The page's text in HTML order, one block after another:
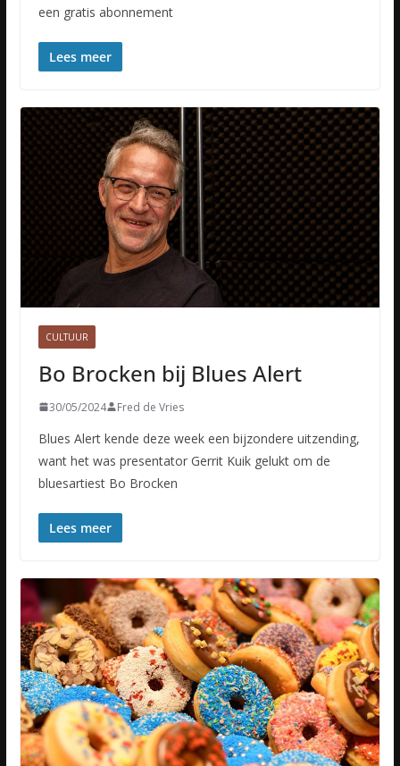
een gratis abonnement
Lees meer
CULTUUR
Bo Brocken bij Blues Alert
30/05/2024 Fred de Vries
Blues Alert kende deze week een bijzondere uitzending,
want het was presentator Gerrit Kuik gelukt om de
bluesartiest Bo Brocken
Lees meer